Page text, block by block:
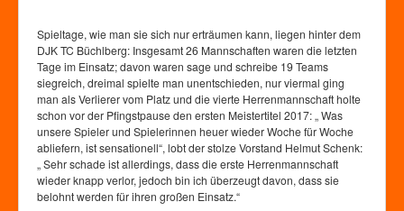
Spieltage, wie man sie sich nur erträumen kann, liegen hinter dem
DJK TC Büchlberg: Insgesamt 26 Mannschaften waren die letzten
Tage im Einsatz; davon waren sage und schreibe 19 Teams
siegreich, dreimal spielte man unentschieden, nur viermal ging
man als Verlierer vom Platz und die vierte Herrenmannschaft holte
schon vor der Pfingstpause den ersten Meistertitel 2017: „ Was
unsere Spieler und Spielerinnen heuer wieder Woche für Woche
abliefern, ist sensationell“, lobt der stolze Vorstand Helmut Schenk:
„ Sehr schade ist allerdings, dass die erste Herrenmannschaft
wieder knapp verlor, jedoch bin ich überzeugt davon, dass sie
belohnt werden für ihren großen Einsatz.“